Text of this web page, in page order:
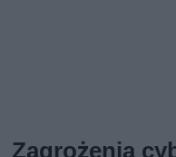
Zagrożenia